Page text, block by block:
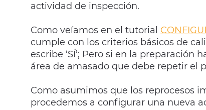
actividad de inspección.
Como veíamos en el tutorial
cumple con los criterios básicos de
escribe ‘SÍ’; Pero si en la preparación
área de amasado que debe repetir el
Como asumimos que los reprocesos
procedemos a configurar una nueva